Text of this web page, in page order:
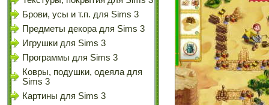
Брови, усы и т.п. для Sims 3
Предметы декора для Sims 3
Игрушки для Sims 3
Программы для Sims 3
Ковры, подушки, одеяла для
Sims 3
Картины для Sims 3